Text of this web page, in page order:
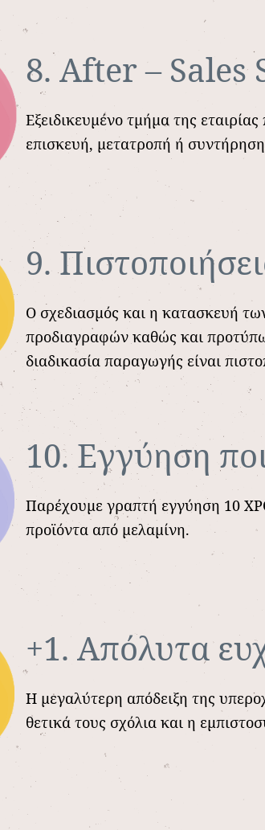
8. After – Sales
Εξειδικευμένο τμήμα της
επισκευή, μετατροπή ή
9.
Ο σχεδιασμός και η κατασκευή
προδιαγραφών καθώς και
διαδικασία παραγωγής είναι
10. Εγγύηση
Παρέχουμε γραπτή εγγύηση 10
προϊόντα από μελαμίνη.
+1. Απόλυτα
Η μεγαλύτερη απόδειξη της
θετικά τους σχόλια και η